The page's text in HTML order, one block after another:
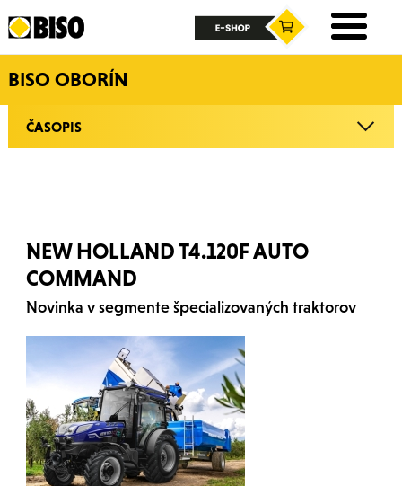
BISO OBORÍN
ČASOPIS
NEW HOLLAND T4.120F AUTO
COMMAND
Novinka v segmente špecializovaných traktorov